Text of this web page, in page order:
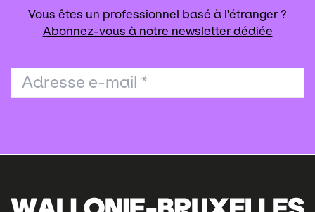
Vous êtes un professionnel basé à l'étranger ?
Abonnez-vous à notre newsletter dédiée
Adresse e-mail *